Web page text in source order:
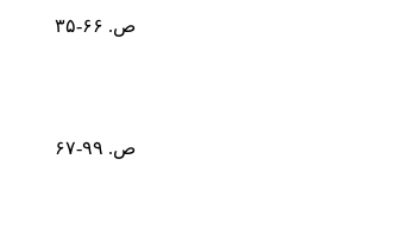
ص. ۶۶-۳۵
ص. ۹۹-۶۷